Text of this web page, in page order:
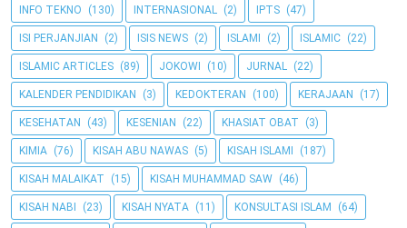
INFO TEKNO (130) INTERNASIONAL (2) IPTS (47)
ISI PERJANJIAN (2) ISIS NEWS (2) ISLAMI (2) ISLAMIC (22)
ISLAMIC ARTICLES (89) JOKOWI (10) JURNAL (22)
KALENDER PENDIDIKAN (3) KEDOKTERAN (100) KERAJAAN (17)
KESEHATAN (43) KESENIAN (22) KHASIAT OBAT (3)
KIMIA (76) KISAH ABU NAWAS (5) KISAH ISLAMI (187)
KISAH MALAIKAT (15) KISAH MUHAMMAD SAW (46)
KISAH NABI (23) KISAH NYATA (11) KONSULTASI ISLAM (64)